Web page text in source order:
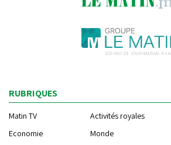
RUBRIQUES
Matin TV Activités royales
Economie
Monde